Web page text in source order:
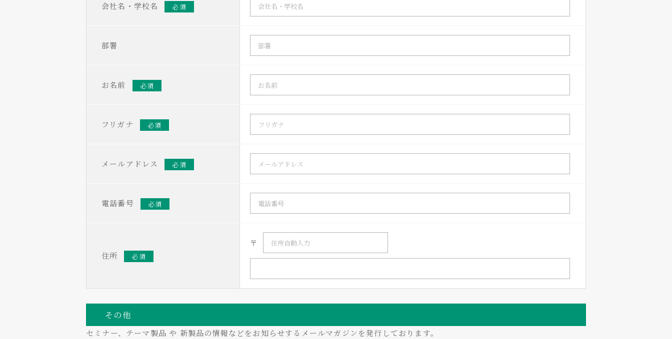
会社名・学校名 必須
部署
お名前 必須
フリガナ 必須
メールアドレス 必須
電話番号 必須
住所 必須
〒
その他
セミナー、テーマ製品 や 新製品の情報などをお知らせするメールマガジンを発行しております。